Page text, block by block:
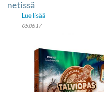
netissä
Lue lisää
05.06.17